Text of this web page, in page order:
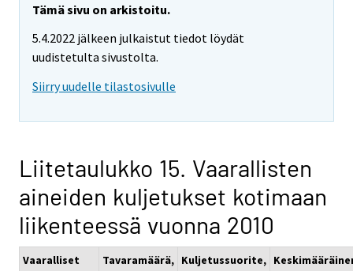
Tämä sivu on arkistoitu.
5.4.2022 jälkeen julkaistut tiedot löydät
uudistetulta sivustolta.
Siirry uudelle tilastosivulle
Liitetaulukko 15. Vaarallisten
aineiden kuljetukset kotimaan
liikenteessä vuonna 2010
Vaaralliset
Tavaramäärä, Kuljetussuorite,